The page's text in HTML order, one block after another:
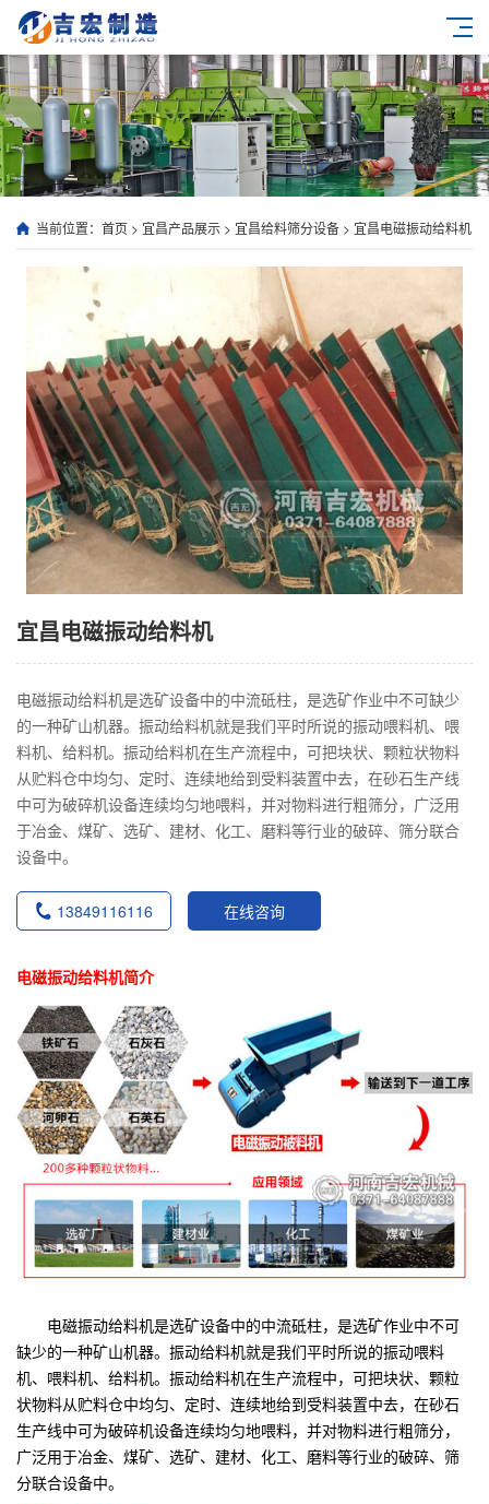
当前位置： 首页 > 宜昌产品展示 > 宜昌给料筛分设备 > 宜昌电磁振动给料机
宜昌电磁振动给料机
电磁振动给料机是选矿设备中的中流砥柱，是选矿作业中不可缺少
的一种矿山机器。振动给料机就是我们平时所说的振动喂料机、喂
料机、给料机。振动给料机在生产流程中，可把块状、颗粒状物料
从贮料仓中均匀、定时、连续地给到受料装置中去，在砂石生产线
中可为破碎机设备连续均匀地喂料，并对物料进行粗筛分，广泛用
于冶金、煤矿、选矿、建材、化工、磨料等行业的破碎、筛分联合
设备中。
13849116116 在线咨询
电磁振动给料机简介
电磁振动给料机是选矿设备中的中流砥柱，是选矿作业中不可
缺少的一种矿山机器。振动给料机就是我们平时所说的振动喂料
机、喂料机、给料机。振动给料机在生产流程中，可把块状、颗粒
状物料从贮料仓中均匀、定时、连续地给到受料装置中去，在砂石
生产线中可为破碎机设备连续均匀地喂料，并对物料进行粗筛分，
广泛用于冶金、煤矿、选矿、建材、化工、磨料等行业的破碎、筛
分联合设备中。